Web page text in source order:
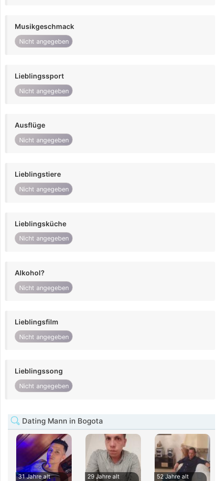
Musikgeschmack
Nicht angegeben
Lieblingssport
Nicht angegeben
Ausflüge
Nicht angegeben
Lieblingstiere
Nicht angegeben
Lieblingsküche
Nicht angegeben
Alkohol?
Nicht angegeben
Lieblingsfilm
Nicht angegeben
Lieblingssong
Nicht angegeben
Dating Mann in Bogota
31 Jahre alt
29 Jahre alt
52 Jahre alt